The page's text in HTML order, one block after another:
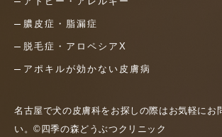
膿皮症・脂漏症
脱毛症・アロペシアX
アポキルが効かない皮膚病
名古屋で犬の皮膚科をお探しの際はお気軽にお
い。©四季の森どうぶつクリニック